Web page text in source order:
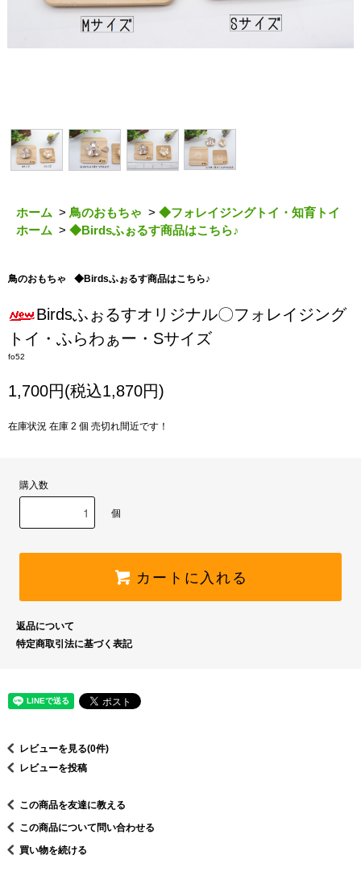
ホーム > 鳥のおもちゃ > ◆フォレイジングトイ・知育トイ
ホーム > ◆Birdsふぉるす商品はこちら♪
鳥のおもちゃ ◆Birdsふぉるす商品はこちら♪
Birdsふぉるすオリジナル〇フォレイジング
トイ・ふらわぁー・Sサイズ
fo52
1,700円(税込1,870円)
在庫状況 在庫 2 個 売切れ間近です！
購入数
個
カートに入れる
返品について
特定商取引法に基づく表記
レビューを見る(0件)
レビューを投稿
この商品を友達に教える
この商品について問い合わせる
買い物を続ける